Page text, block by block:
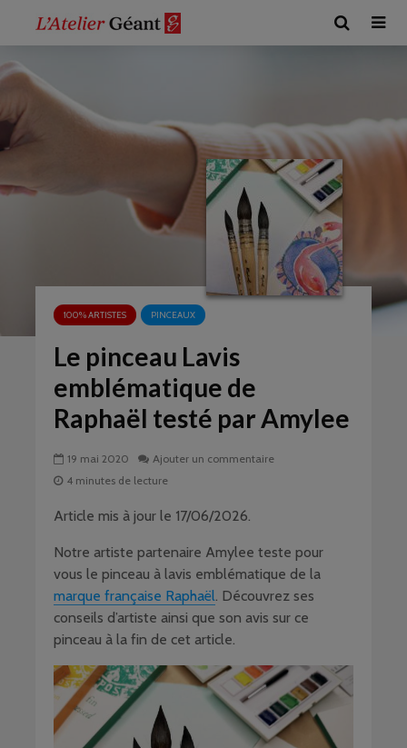
100% ARTISTES PINCEAUX
Le pinceau Lavis
emblématique de
Raphaël testé par Amylee
19 mai 2020
Ajouter un commentaire
4 minutes de lecture
Article mis à jour le 17/06/2026.
Notre artiste partenaire Amylee teste pour
vous le pinceau à lavis emblématique de la
marque française Raphaël. Découvrez ses
conseils d’artiste ainsi que son avis sur ce
pinceau à la fin de cet article.